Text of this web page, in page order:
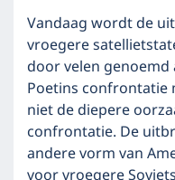
Vandaag wordt de
vroegere
door velen genoemd
Poetins confrontatie
niet de diepere
confrontatie. De
andere vorm van